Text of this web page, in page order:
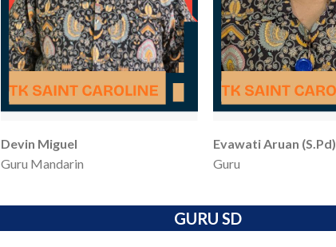
Devin Miguel
Guru Mandarin
Evawati Aruan (S.Pd)
Guru
GURU SD